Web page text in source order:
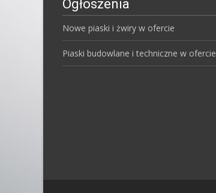
Ogłoszenia
Nowe piaski i żwiry w ofercie
Piaski budowlane i techniczne w ofercie